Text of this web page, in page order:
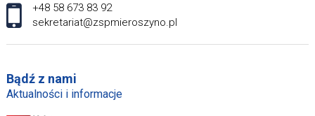
+48 58 673 83 92
sekretariat@zspmieroszyno.pl
Bądź z nami
Aktualności i informacje